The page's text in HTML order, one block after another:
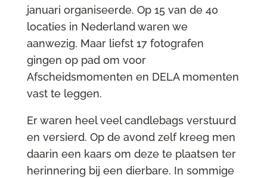
januari organiseerde. Op 15 van de 40
locaties in Nederland waren we
aanwezig. Maar liefst 17 fotografen
gingen op pad om voor
Afscheidsmomenten en DELA momenten
vast te leggen.
Er waren heel veel candlebags verstuurd
en versierd. Op de avond zelf kreeg men
daarin een kaars om deze te plaatsen ter
herinnering bij een dierbare. In sommige